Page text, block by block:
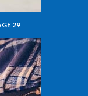
29